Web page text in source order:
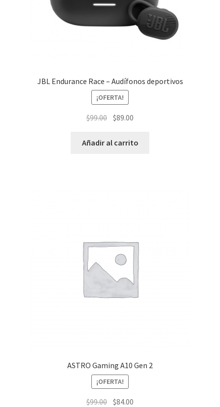
JBL Endurance Race – Audífonos deportivos
¡OFERTA!
$99.00 El
original
$89.00
actual
Añadir al carrito
ASTRO Gaming A10 Gen 2
¡OFERTA!
$99.00 El$84.00